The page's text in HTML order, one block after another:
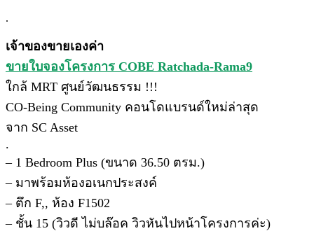
.
เจ้าของขายเองค่า
ขายใบจองโครงการ COBE Ratchada-Rama9
ใกล้ MRT ศูนย์วัฒนธรรม !!!
CO-Being Community คอนโดแบรนด์ใหม่ล่าสุด
จาก SC Asset
.
– 1 Bedroom Plus (ขนาด 36.50 ตรม.)
– มาพร้อมห้องอเนกประสงค์
– ตึก F,, ห้อง F1502
– ชั้น 15 (วิวดี ไม่บล๊อค วิวหันไปหน้าโครงการค่ะ)